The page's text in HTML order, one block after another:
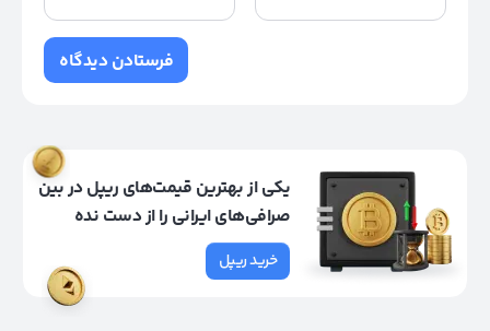
یکی از بهترین قیمت‌های ریپل در بین
صرافی‌های ایرانی را از دست نده
خرید ریپل